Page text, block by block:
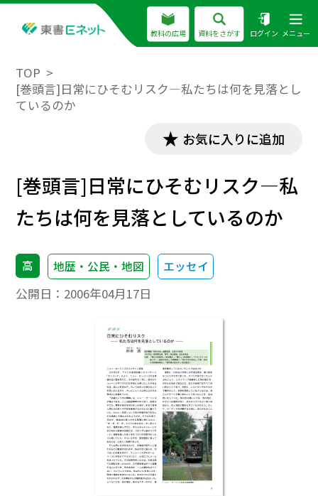
教科の広場 資料をさがす ログイン メニュー
TOP
[巻頭言]日常にひそむリスク―私たちは何を見落とし
ているのか
お気に入りに追加
[巻頭言]日常にひそむリスク―私
たちは何を見落としているのか
高 地歴・公民・地図 エッセイ
公開日： 2006年04月17日